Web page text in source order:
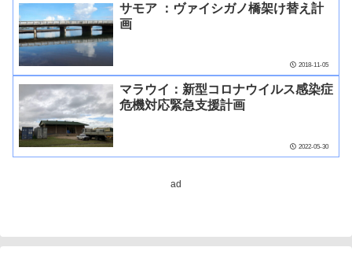
サモア ：ヴァイシガノ橋架け替え計
画
2018-11-05
マラウイ：新型コロナウイルス感染症
危機対応緊急支援計画
2022-05-30
ad